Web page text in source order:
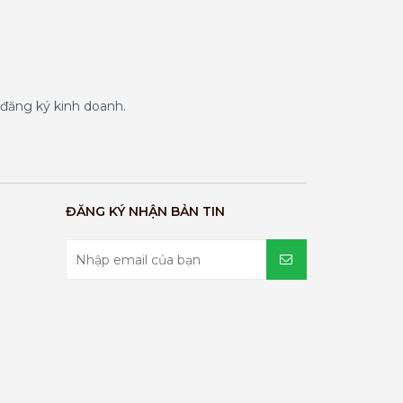
ký kinh doanh.
ĐĂNG KÝ NHẬN BẢN TIN